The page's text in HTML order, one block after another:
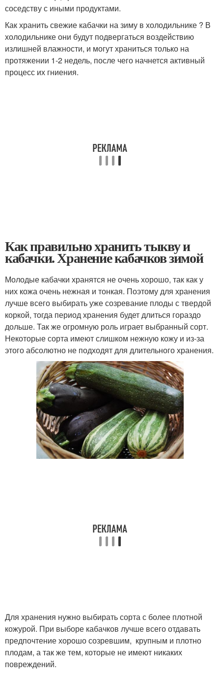
соседству с иными продуктами.
Как хранить свежие кабачки на зиму в холодильнике ? В
холодильнике они будут подвергаться воздействию
излишней влажности, и могут храниться только на
протяжении 1-2 недель, после чего начнется активный
процесс их гниения.
Как правильно хранить тыкву и
кабачки. Хранение кабачков зимой
Молодые кабачки хранятся не очень хорошо, так как у
них кожа очень нежная и тонкая. Поэтому для хранения
лучше всего выбирать уже созревание плоды с твердой
коркой, тогда период хранения будет длиться гораздо
дольше. Так же огромную роль играет выбранный сорт.
Некоторые сорта имеют слишком нежную кожу и из-за
этого абсолютно не подходят для длительного хранения.
Для хранения нужно выбирать сорта с более плотной
кожурой. При выборе кабачков лучше всего отдавать
предпочтение хорошо созревшим, крупным и плотно
плодам, а так же тем, которые не имеют никаких
повреждений.